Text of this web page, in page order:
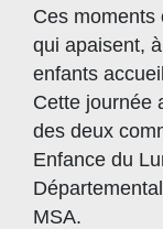
Ces moments
qui apaisent,
enfants
Cette journée
des deux
Enfance du
MSA.